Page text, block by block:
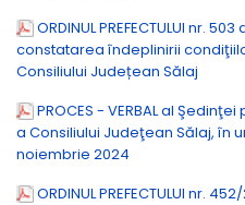
ORDINUL PREFECTULUI nr.
constatarea îndeplinirii
Consiliului Județean Sălaj
PROCES - VERBAL al
a Consiliului Judeţean Sălaj, în
noiembrie 2024
ORDINUL PREFECTULUI nr.